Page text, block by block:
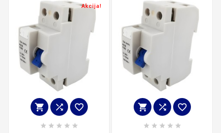
Akcija!
  
    
  
    